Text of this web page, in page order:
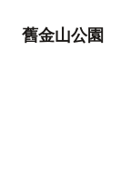
舊金山公園